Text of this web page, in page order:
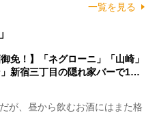
一覧を見る
免！】「ネグローニ」「山崎」
」新宿三丁目の隠れ家バーで1…
が、昼から飲むお酒にはまた格